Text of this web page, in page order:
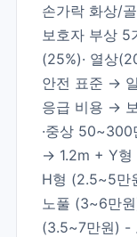
손가락 화상/
보호자 부상 5
(25%)· 열상
안전 표준 →
응급 비용 →
·중상 50~300
→ 1.2m + Y형
H형 (2.5~5만
노풀 (3~6만
(3.5~7만원) -